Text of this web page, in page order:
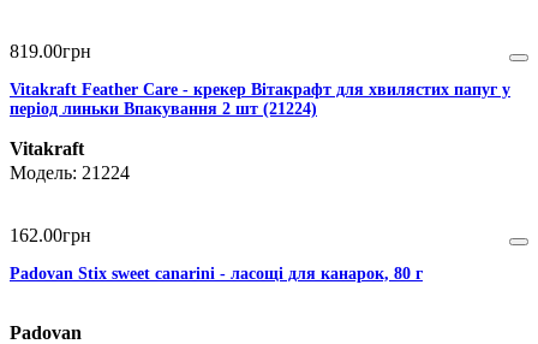
819.00грн
Vitakraft Feather Care - крекер Вітакрафт для хвилястих папуг у
період линьки Впакування 2 шт (21224)
Vitakraft
21224
162.00грн
Padovan Stix sweet canarini - ласощі для канарок, 80 г
Padovan